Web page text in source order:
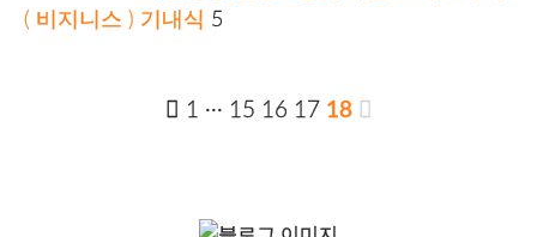
( 비지니스 ) 기내식 5
1 ··· 15 16 17 18